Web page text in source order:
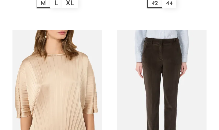
M L XL 42 44